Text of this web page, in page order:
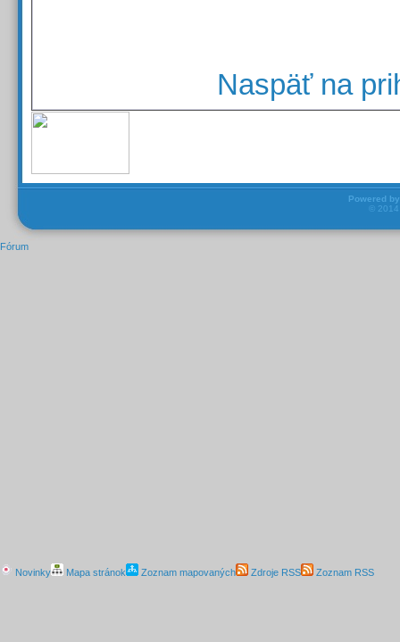
Naspäť na
Powered by
©
Fórum
Novinky Mapa stránok Zoznam mapovaných Zdroje RSS Zoznam RSS